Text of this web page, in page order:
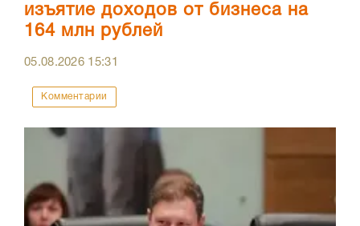
изъятие доходов от бизнеса на
164 млн рублей
05.08.2026 15:31
Комментарии